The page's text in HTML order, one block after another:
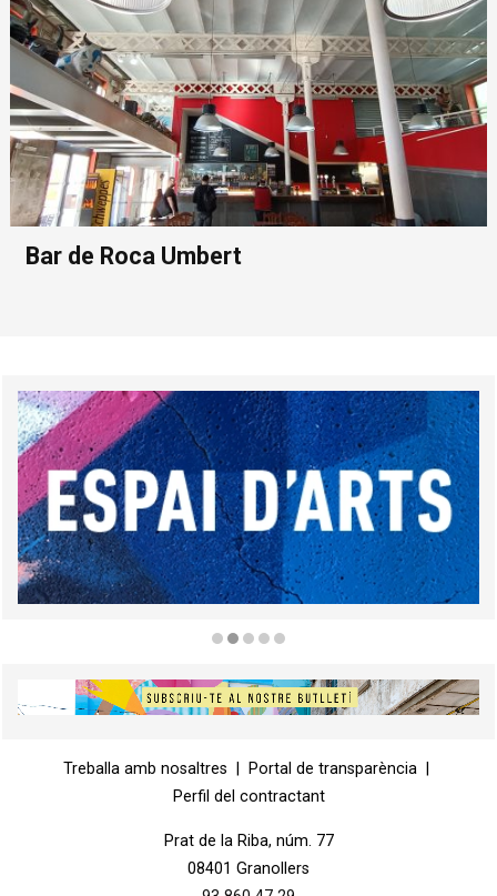
Bar de Roca Umbert
Treballa amb nosaltres
Portal de transparència
Perfil del contractant
Prat de la Riba, núm. 77
08401 Granollers